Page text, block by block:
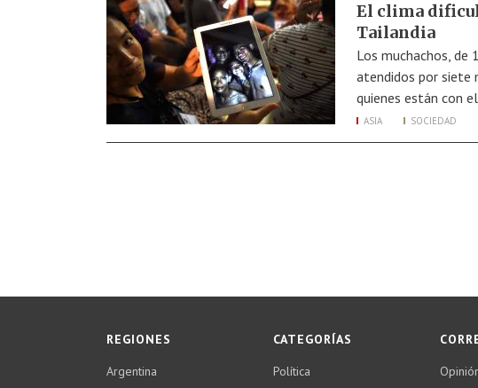
El clima
Tailandia
Los muchachos, de
atendidos por siete
quienes están con
ASIA SOCIEDAD
REGIONES
Argentina
CATEGORÍAS
Política